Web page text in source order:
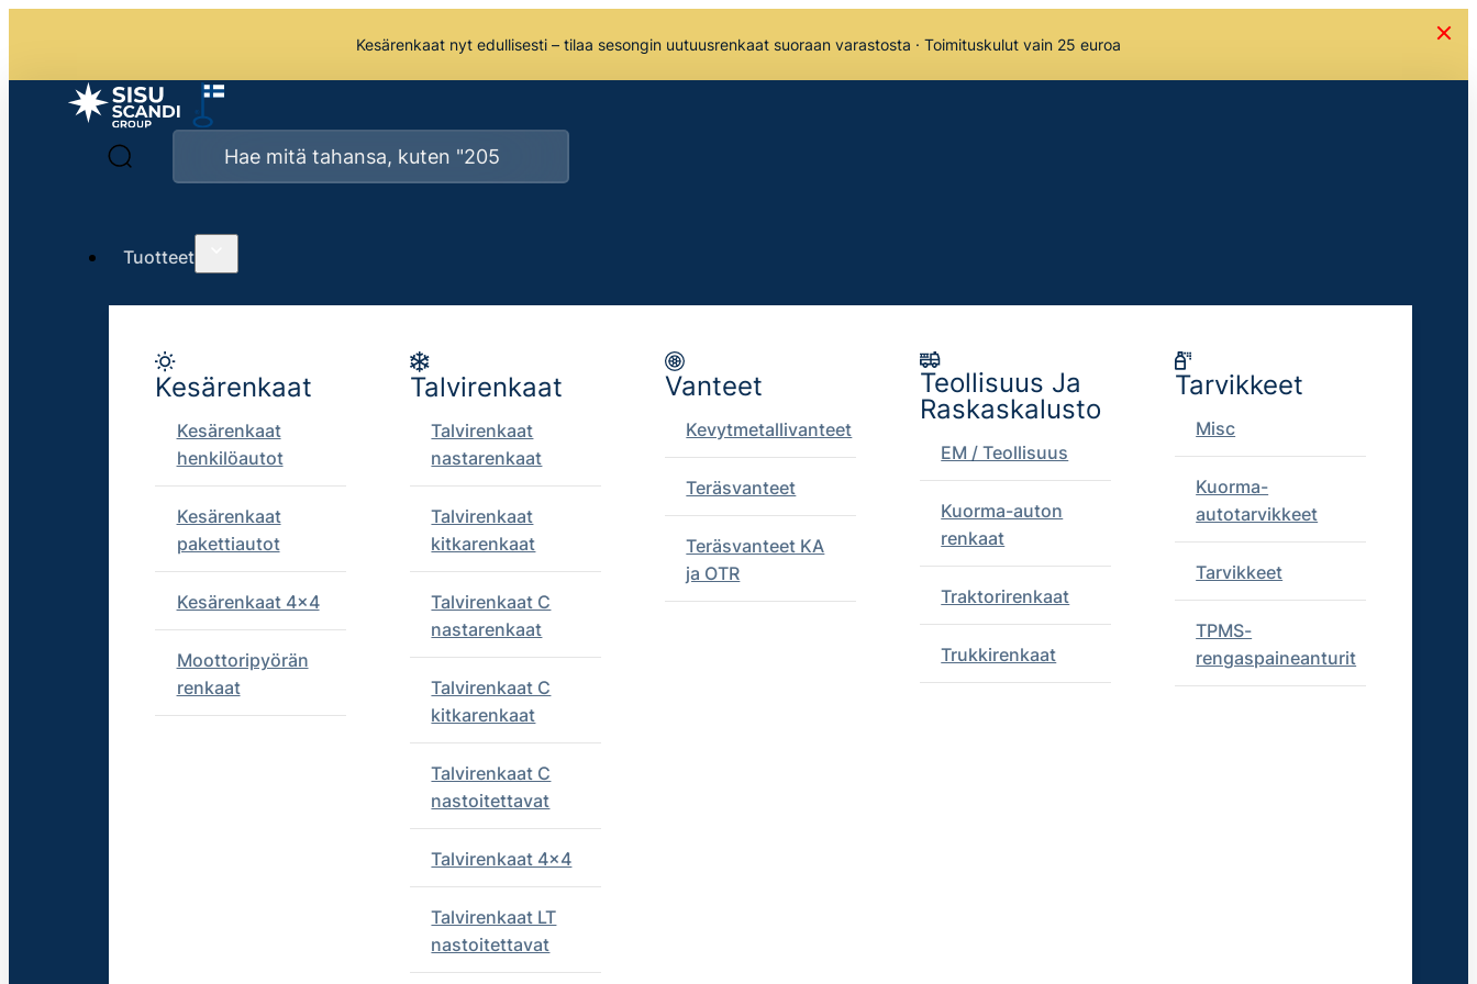
Kesärenkaat nyt edullisesti – tilaa sesongin uutuusrenkaat suoraan varastosta · Toimituskulut vain 25 euroa
Tuotteet
Kesärenkaat
Kesärenkaat
henkilöautot
Kesärenkaat
pakettiautot
Kesärenkaat 4x4
Moottoripyörän
renkaat
Talvirenkaat
Talvirenkaat
nastarenkaat
Talvirenkaat
kitkarenkaat
Talvirenkaat C
nastarenkaat
Talvirenkaat C
kitkarenkaat
Talvirenkaat C
nastoitettavat
Talvirenkaat 4x4
Talvirenkaat LT
nastoitettavat
Vanteet
Kevytmetallivanteet
Teräsvanteet
Teräsvanteet KA
ja OTR
Teollisuus Ja
Raskaskalusto
EM / Teollisuus
Kuorma-auton
renkaat
Traktorirenkaat
Trukkirenkaat
Tarvikkeet
Misc
Kuorma-
autotarvikkeet
Tarvikkeet
TPMS-
rengaspaineanturit